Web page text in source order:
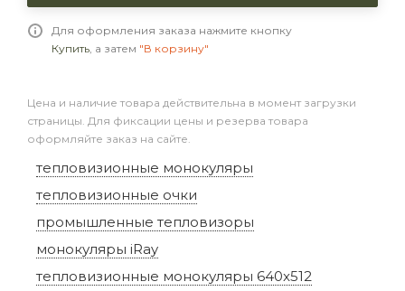
Для оформления заказа нажмите кнопку
Купить, а затем "В корзину"
Цена и наличие товара действительна в момент загрузки
страницы. Для фиксации цены и резерва товара
оформляйте заказ на сайте.
тепловизионные монокуляры
тепловизионные очки
промышленные тепловизоры
монокуляры iRay
тепловизионные монокуляры 640x512